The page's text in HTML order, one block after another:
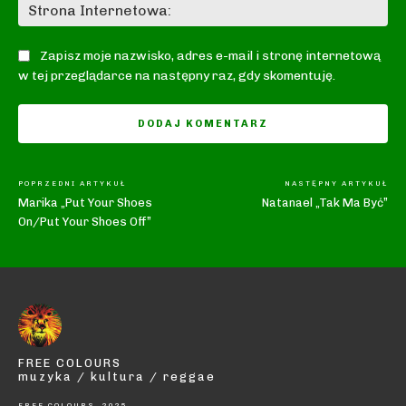
Zapisz moje nazwisko, adres e-mail i stronę internetową
w tej przeglądarce na następny raz, gdy skomentuję.
POPRZEDNI ARTYKUŁ
Marika „Put Your Shoes
On/Put Your Shoes Off”
NASTĘPNY ARTYKUŁ
Natanael „Tak Ma Być”
FREE COLOURS
muzyka / kultura / reggae